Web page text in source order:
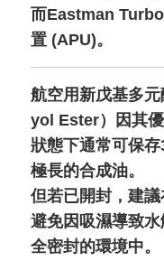
而Eastman
置 (APU)。
航空用新戊基多
yol Ester）因其
狀態下通常可保
極長的合成油。
但若已開封，建
避免因吸濕導致
全密封的環境中。